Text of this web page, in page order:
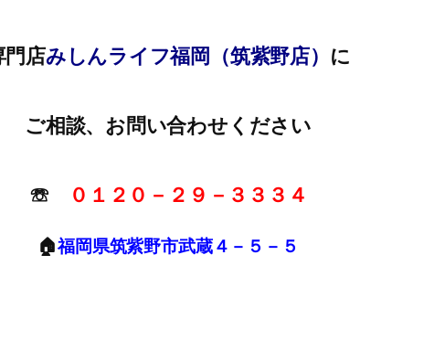
門店みしんライフ福岡（筑紫野店） に
ご相談、お問い合わせください
☏ ０１２０－２９－３３３４
🏠福岡県筑紫野市武蔵４－５－５